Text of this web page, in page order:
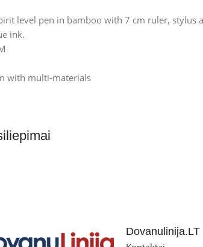
level pen in bamboo with 7 cm ruler, stylus
ink.
with multi-materials
Dovanulinija.LT